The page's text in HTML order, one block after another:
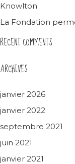
Knowlton
La Fondation
RECENT COMMENTS
ARCHIVES
janvier 2026
janvier 2022
septembre 2021
juin 2021
janvier 2021